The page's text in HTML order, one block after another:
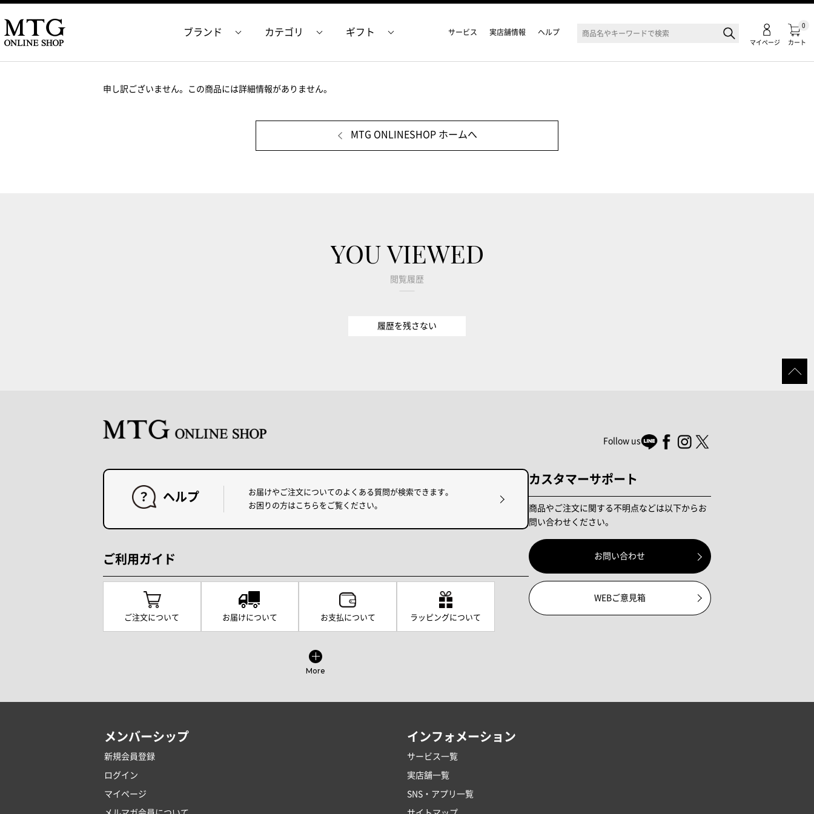
カート
0
マイページ
ブランド カテゴリ ギフト サービス 実店舗情報 ヘルプ
申し訳ございません。この商品には詳細情報がありません。
MTG ONLINESHOP ホームへ
YOU VIEWED
閲覧履歴
履歴を残さない
Follow us
ヘルプ
お届けやご注文についてのよくある質問が検索できます。
お困りの方はこちらをご覧ください。
ご利用ガイド
ご注文について お届けについて お支払について ラッピングについて
More
カスタマーサポート
商品やご注文に関する不明点などは以下からお
問い合わせください。
お問い合わせ
WEBご意見箱
メンバーシップ
新規会員登録
ログイン
マイページ
インフォメーション
サービス一覧
実店舗一覧
SNS・アプリ一覧